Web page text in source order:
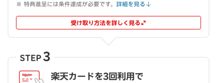
特典進呈には条件達成が必要です。 詳細を見る
受け取り方法を詳しく見る
STEP 3
楽天カードを3回利用で